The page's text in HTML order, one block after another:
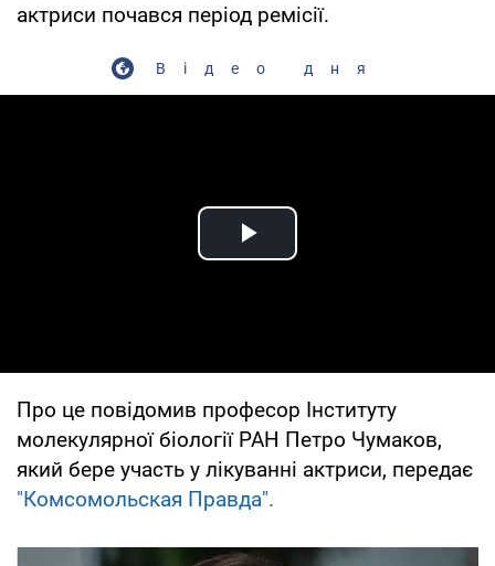
актриси почався період ремісії.
Відео дня
Play Video
Про це повідомив професор Інституту
молекулярної біології РАН Петро Чумаков,
який бере участь у лікуванні актриси, передає
"Комсомольская Правда".